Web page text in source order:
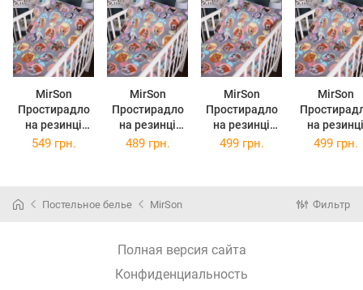
MirSon
Простирадло
на резинці
Kids Time 17-
різнокольоров
MirSon
Простирадло
на резинці
Kids Time 17-
різнокольоров
MirSon
Простирадло
на резинці
Kids Time 17-
MirSon
на резинці
Kids Time
549 грн. 489 грн. 499 грн. 499 грн.
Постельное белье MirSon Фильтр
Полная версия сайта
Конфиденциальность